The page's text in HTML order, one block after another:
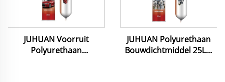
JUHUAN Voorruit
Polyurethaan
JUHUAN Polyurethaan
Bouwdichtmiddel 25LM